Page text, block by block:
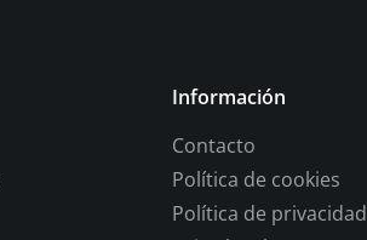
Información
Contacto
Política de cookies
Política de privacidad